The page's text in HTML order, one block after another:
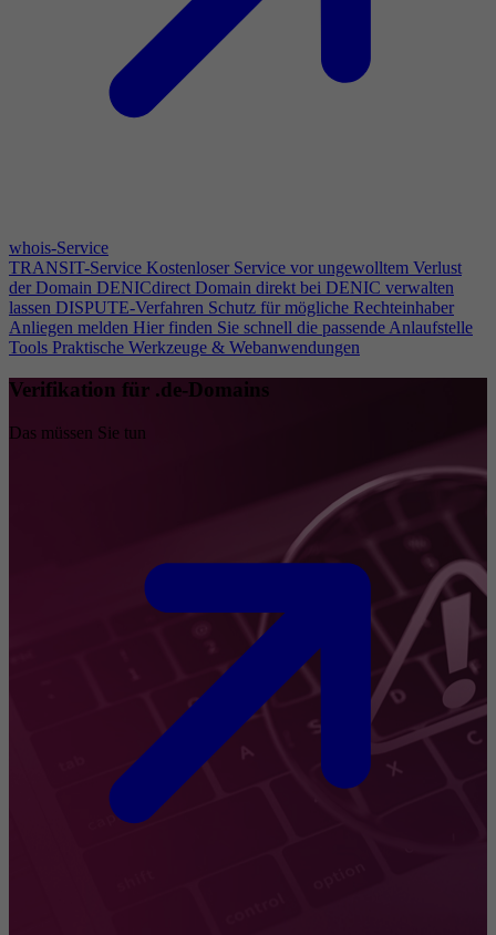
whois-Service
TRANSIT-Service Kostenloser Service vor ungewolltem Verlust
der Domain DENICdirect Domain direkt bei DENIC verwalten
lassen DISPUTE-Verfahren Schutz für mögliche Rechteinhaber
Anliegen melden Hier finden Sie schnell die passende Anlaufstelle
Tools Praktische Werkzeuge & Webanwendungen
Verifikation für .de-Domains
Das müssen Sie tun